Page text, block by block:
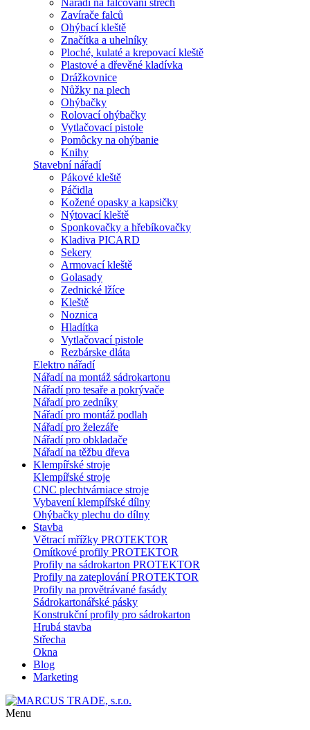
Nářadí na falcování střech
Zavírače falců
Ohýbací kleště
Značítka a uhelníky
Ploché, kulaté a krepovací kleště
Plastové a dřevěné kladívka
Drážkovnice
Nůžky na plech
Ohýbačky
Rolovací ohýbačky
Vytlačovací pistole
Pomôcky na ohýbanie
Knihy
Stavební nářadí
Pákové kleště
Páčidla
Kožené opasky a kapsičky
Nýtovací kleště
Sponkovačky a hřebíkovačky
Kladiva PICARD
Sekery
Armovací kleště
Golasady
Zednické lžíce
Kleště
Noznica
Hladítka
Vytlačovací pistole
Rezbárske dláta
Elektro nářadí
Nářadí na montáž sádrokartonu
Nářadí pro tesaře a pokrývače
Nářadí pro zedníky
Nářadí pro montáž podlah
Nářadí pro železáře
Nářadí pro obkladače
Nářadí na těžbu dřeva
Klempířské stroje
Klempířské stroje
CNC plechtvárniace stroje
Vybavení klempířské dílny
Ohýbačky plechu do dílny
Stavba
Větrací mřížky PROTEKTOR
Omítkové profily PROTEKTOR
Profily na sádrokarton PROTEKTOR
Profily na zateplování PROTEKTOR
Profily na provětrávané fasády
Sádrokartonářské pásky
Konstrukční profily pro sádrokarton
Hrubá stavba
Střecha
Okna
Blog
Marketing
Menu